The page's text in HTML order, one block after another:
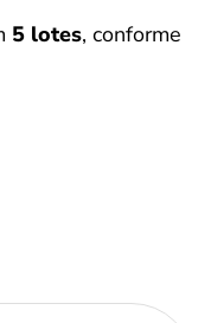
5 lotes, conforme